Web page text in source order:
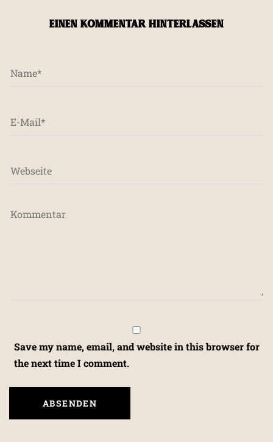
EINEN KOMMENTAR HINTERLASSEN
Save my name, email, and website in this browser for
the next time I comment.